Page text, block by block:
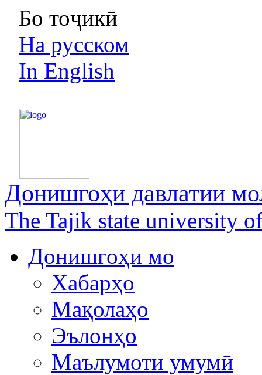
Бо тоҷикӣ
На русском
In English
Донишгоҳи давлатии
The Tajik state university
Донишгоҳи мо
Хабарҳо
Мақолаҳо
Эълонҳо
Маълумоти умумӣ